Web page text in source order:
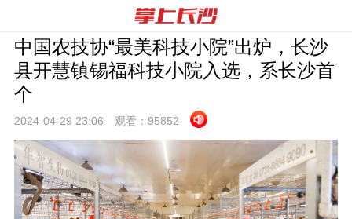
中国农技协“最美科技小院”出炉，长沙
县开慧镇锡福科技小院入选，系长沙首
个
2024-04-29 23:06 观看： 95852